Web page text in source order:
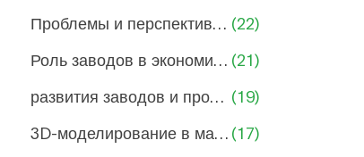
Проблемы и перспективы машиностроения (22)
Роль заводов в экономике России (21)
развития заводов и промышленности (19)
3D-моделирование в машиностроении (17)